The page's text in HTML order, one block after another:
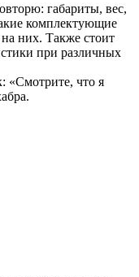
габариты, вес,
комплектующие
них. Также стоит
при различных
«Смотрите, что я